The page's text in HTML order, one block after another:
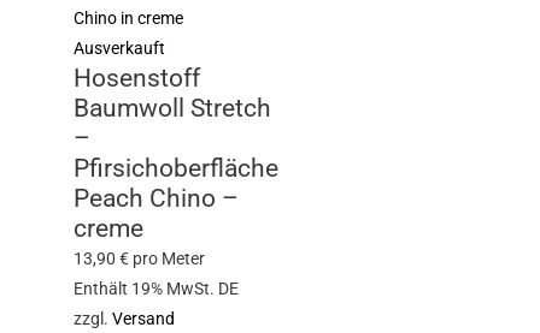
Ausverkauft
Hosenstoff
Baumwoll Stretch
–
Pfirsichoberfläche
Peach Chino –
creme
13,90€ pro Meter
Enthält 19% MwSt. DE
zzgl.Versand